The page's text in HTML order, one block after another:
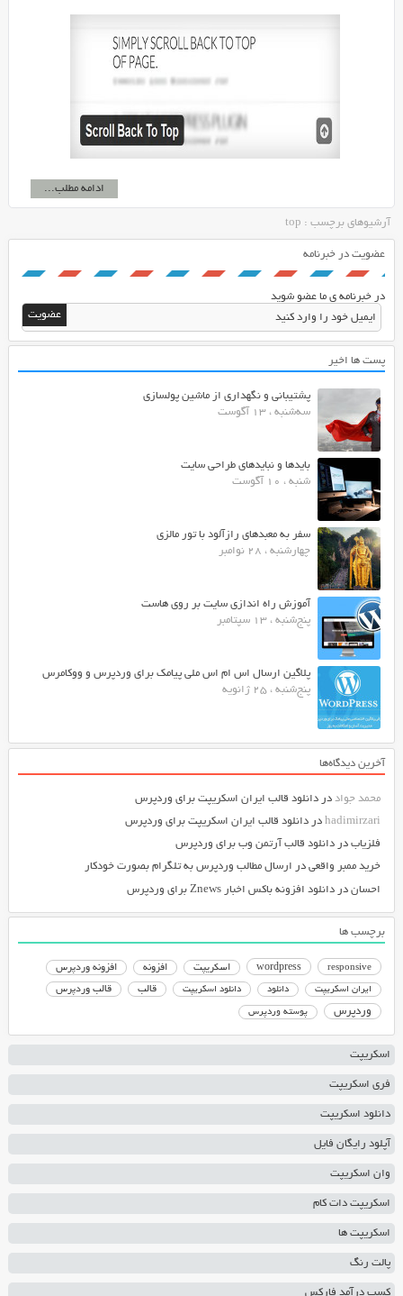
ادامه مطلب...
آرشیوهای برچسب : top
عضویت در خبرنامه
در خبرنامه ی ما عضو شوید
پست ها اخیر
پشتیبانی و نگهداری از ماشین پولسازی
سه‌شنبه ، 13 آگوست
بایدها و نبایدهای طراحی سایت
شنبه ، 10 آگوست
سفر به معبدهای رازآلود با تور مالزی
چهارشنبه ، 28 نوامبر
آموزش راه اندازی سایت بر روی هاست
پنج‌شنبه ، 13 سپتامبر
پلاگین ارسال اس ام اس ملی پیامک برای وردپرس و ووکامرس
پنج‌شنبه ، 25 ژانویه
آخرین دیدگاه‌ها
محمد جواددر دانلود قالب ایران اسکریپت برای وردپرس
hadimirzariدر دانلود قالب ایران اسکریپت برای وردپرس
فلزیابدر دانلود قالب آرتمن وب برای وردپرس
خرید ممبر واقعیدر ارسال مطالب وردپرس به تلگرام بصورت خودکار
احساندر دانلود افزونه باکس اخبار Znews برای وردپرس
برچسب ها
responsive
wordpress اسکریپت افزونه افزونه وردپرس
ایران اسکریپت دانلود دانلود اسکریپت قالب قالب وردپرس
وردپرس پوسته وردپرس
اسکریپت
فری اسکریپت
دانلود اسکریپت
آپلود رایگان فایل
وان اسکریپت
اسکریپت دات کام
اسکریپت ها
پالت رنگ
کسب درآمد فارکس